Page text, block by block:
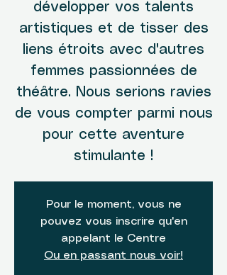
développer vos talents
artistiques et de tisser des
liens étroits avec d'autres
femmes passionnées de
théâtre. Nous serions ravies
de vous compter parmi nous
pour cette aventure
stimulante !
Pour le moment, vous ne
pouvez vous inscrire qu'en
appelant le Centre
Ou en passant nous voir!